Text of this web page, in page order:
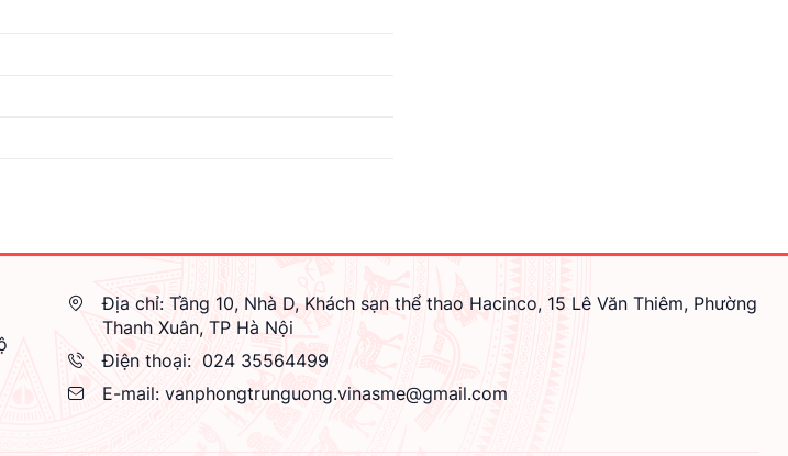
Địa chỉ: Tầng 10, Nhà D, Khách sạn thể thao Hacinco, 15 Lê Văn Thiêm, Phường
Thanh Xuân, TP Hà Nội
Điện thoại: 024 35564499
E-mail: vanphongtrunguong.vinasme@gmail.com